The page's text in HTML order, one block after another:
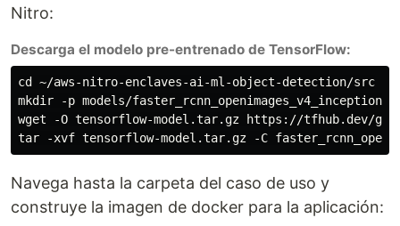
Nitro:
Descarga el modelo pre-entrenado de TensorFlow:
cd ~/aws-nitro-enclaves-ai-ml-object-detection/src
mkdir -p models/
wget -O tensorflow-model.tar.gz https://tfhub.dev/
Navega hasta la carpeta del caso de uso y
construye la imagen de docker para la aplicación: